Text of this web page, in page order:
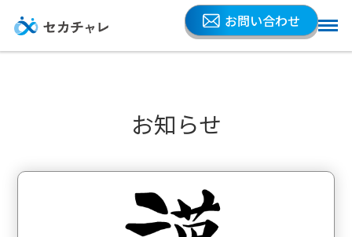
お問い合わせ
お知らせ